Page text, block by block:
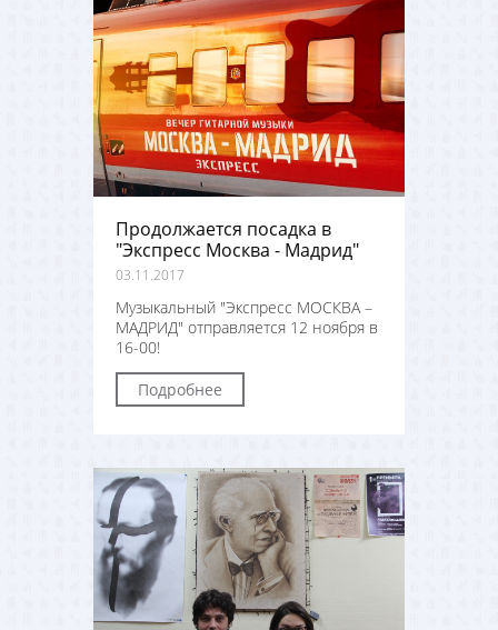
Продолжается посадка в
"Экспресс Москва - Мадрид"
03.11.2017
Музыкальный "Экспресс МОСКВА –
МАДРИД" отправляется 12 ноября в
16-00!
Подробнее